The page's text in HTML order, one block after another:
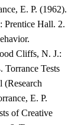
E. P. (1962).
Prentice Hall. 2.
Cliffs, N. J.:
Torrance Tests
E. P.
of Creative